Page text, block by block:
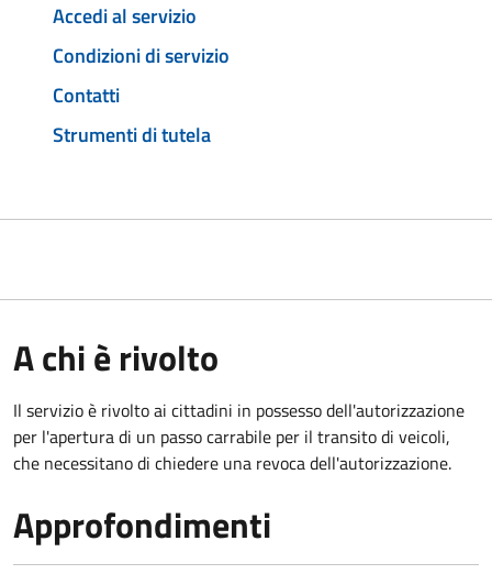
Accedi al servizio
Condizioni di servizio
Contatti
Strumenti di tutela
A chi è rivolto
Il servizio è rivolto ai cittadini in possesso dell'autorizzazione
per l'apertura di un passo carrabile per il transito di veicoli,
che necessitano di chiedere una revoca dell'autorizzazione.
Approfondimenti